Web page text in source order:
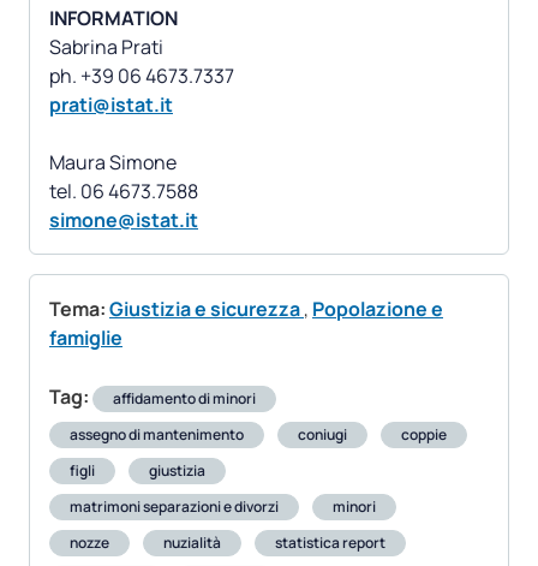
INFORMATION
Sabrina Prati
prati@istat.it
Maura Simone
simone@istat.it
Tema:Giustizia e sicurezza, Popolazione e
famiglie
Tag:
affidamento di minori
assegno di mantenimento
coniugi
coppie
figli
giustizia
matrimoni separazioni e divorzi
minori
nozze
nuzialità
statistica report